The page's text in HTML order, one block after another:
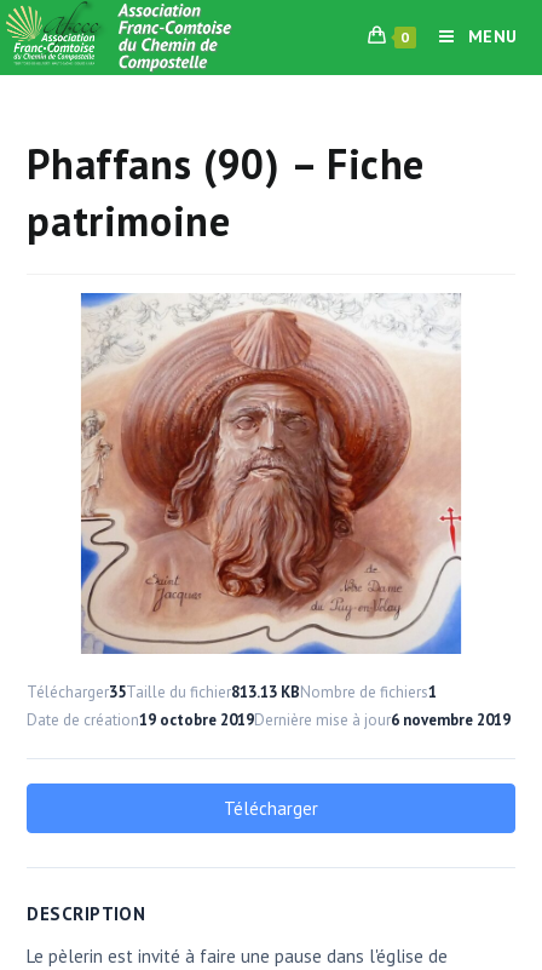
Skip
to
content
0 MENU
Phaffans (90) – Fiche
patrimoine
Télécharger35Taille du fichier813.13 KBNombre de fichiers1
Date de création19 octobre 2019Dernière mise à jour6 novembre 2019
Télécharger
DESCRIPTION
Le pèlerin est invité à faire une pause dans l'église de